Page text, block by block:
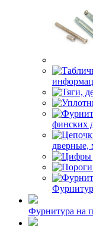
финских
дверные,
Фурнитура на